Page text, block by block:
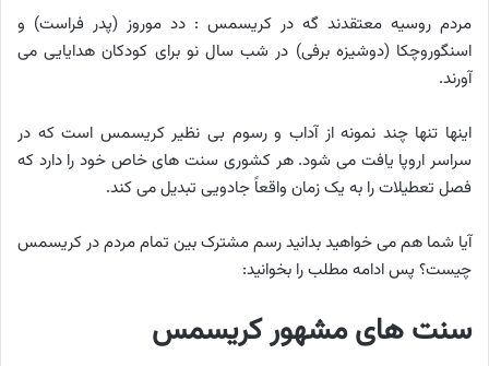
مردم روسیه معتقدند گه در کریسمس : دد موروز (پدر فراست) و
اسنگوروچکا (دوشیزه برفی) در شب سال نو برای کودکان هدایایی می
آورند.
اینها تنها چند نمونه از آداب و رسوم بی نظیر کریسمس است که در
سراسر اروپا یافت می شود. هر کشوری سنت های خاص خود را دارد که
فصل تعطیلات را به یک زمان واقعاً جادویی تبدیل می کند.
آیا شما هم می خواهید بدانید رسم مشترک بین تمام مردم در کریسمس
چیست؟ پس ادامه مطلب را بخوانید:
سنت های مشهور کریسمس